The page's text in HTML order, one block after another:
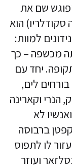
שם את
הוא
למוות:
מכשפה – כך
יחד עם
לים,
וקארינה
לא
ברבוסה
לו לתפוס
ועוזר